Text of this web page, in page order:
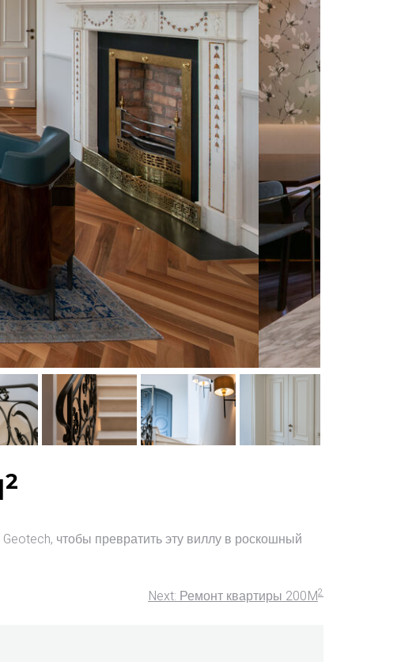
2
чтобы превратить эту виллу в роскошный
Next: Ремонт квартиры 200M2